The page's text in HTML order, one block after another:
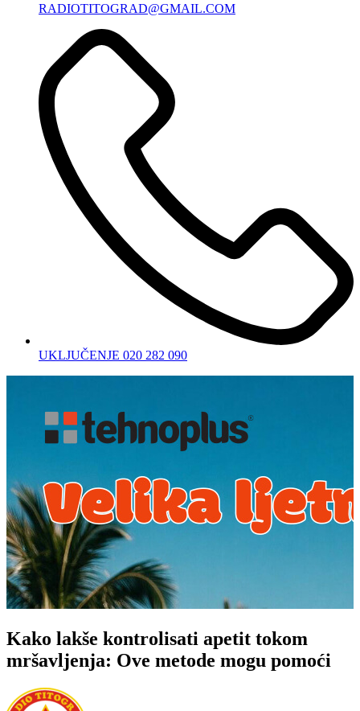
RADIOTITOGRAD@GMAIL.COM
UKLJUČENJE 020 282 090
Kako lakše kontrolisati apetit tokom
mršavljenja: Ove metode mogu pomoći